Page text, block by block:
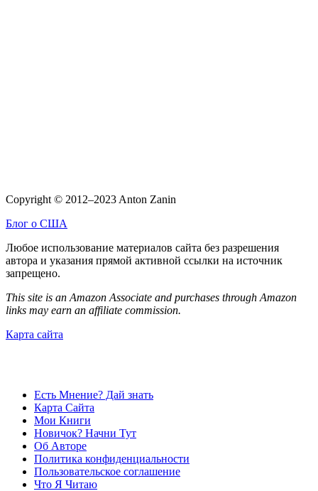
Copyright © 2012–2023 Anton Zanin
Блог о США
Любое использование материалов сайта без разрешения
автора и указания прямой активной ссылки на источник
запрещено.
This site is an Amazon Associate and purchases through Amazon
links may earn an affiliate commission.
Карта сайта
Есть Мнение? Дай знать
Карта Сайта
Мои Книги
Новичок? Начни Тут
Об Авторе
Политика конфиденциальности
Пользовательское соглашение
Что Я Читаю